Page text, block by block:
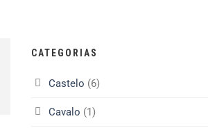
CATEGORIAS
Castelo (6)
Cavalo (1)